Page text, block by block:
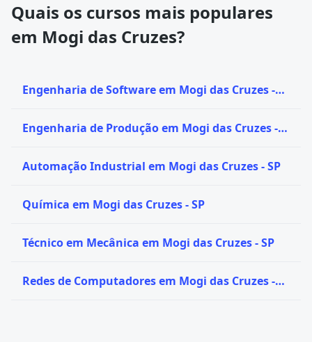
Quais os cursos mais populares
em Mogi das Cruzes?
Engenharia de Software em Mogi das Cruzes -
Engenharia de Produção em Mogi das Cruzes -
Automação Industrial em Mogi das Cruzes - SP
Química em Mogi das Cruzes - SP
Técnico em Mecânica em Mogi das Cruzes - SP
Redes de Computadores em Mogi das Cruzes -